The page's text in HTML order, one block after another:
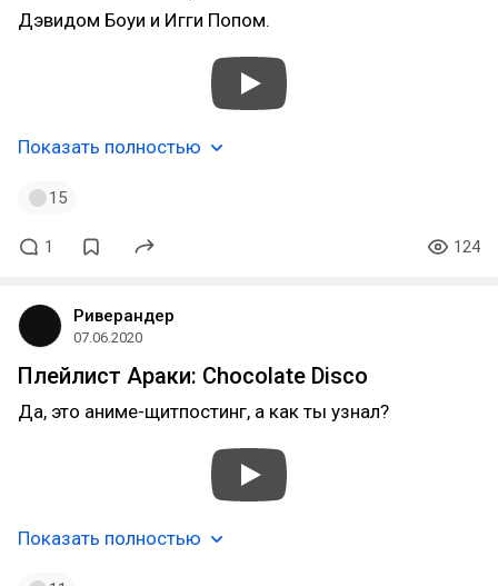
Дэвидом Боуи и Игги Попом.
Показать полностью
15
1 124
Риверандер
07.06.2020
Плейлист Араки: Chocolate Disco
Да, это аниме-щитпостинг, а как ты узнал?
Показать полностью